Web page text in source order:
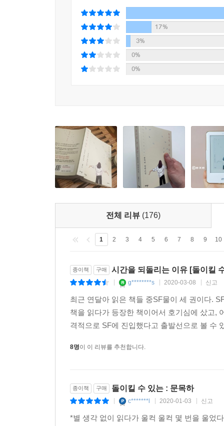
별점별로 리뷰를 확인해 보세
3%
0%
전체 리뷰(176)
종이책 구매 시간을 되돌리는 이유 [돌이킬
| g********s | 2020-03-08 | 신고
최근 연달아 읽은 책들 중SF물이 세 권이다.
책을 읽다가 등장한 책이어서 호기심에 샀고,
종이책 구매 돌이킬 수 있는 : 문목하
| c*******l | 2020-01-03 | 신고